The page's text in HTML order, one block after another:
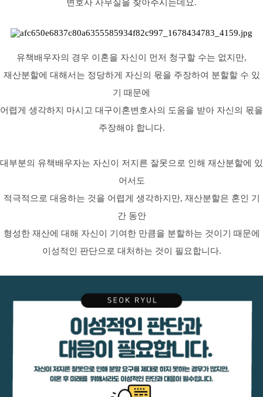
변호사 사무실을 찾아주시는데요.
유책배우자의 경우 이혼을 자신이 먼저 청구할 수는 없지만,
재산분할에 대해서는 정당하게 자신의 몫을 주장하여 분할할 수 있
기 때문에
어렵게 생각하지 마시고 대구이혼변호사의 도움을 받아 자신의 몫을
주장해야 합니다.
대부분의 유책배우자는 자신이 저지른 잘못으로 인해 재산분할에 있
어서도
적극적으로 대응하는 것을 어렵게 생각하지만, 재산분할은 혼인 기
간 동안
형성한 재산에 대해 자신이 기여한 만큼을 분할하는 것이기 때문에
이성적인 판단으로 대처하는 것이 필요합니다.